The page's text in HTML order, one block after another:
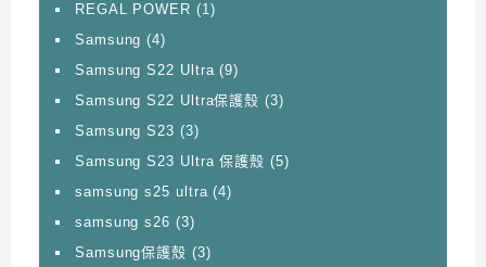
REGAL POWER (1)
Samsung (4)
Samsung S22 Ultra(9)
Samsung S22 Ultra保護殼 (3)
Samsung S23 (3)
Samsung S23 Ultra 保護殼 (5)
samsung s25 ultra(4)
samsung s26 (3)
Samsung保護殼 (3)